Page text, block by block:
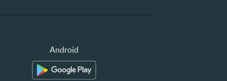
Android